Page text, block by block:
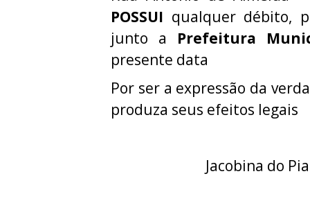
POSSUI qualquer débito,
junto a Prefeitura
presente data
Por ser a expressão da
produza seus efeitos legais
Jacobina do